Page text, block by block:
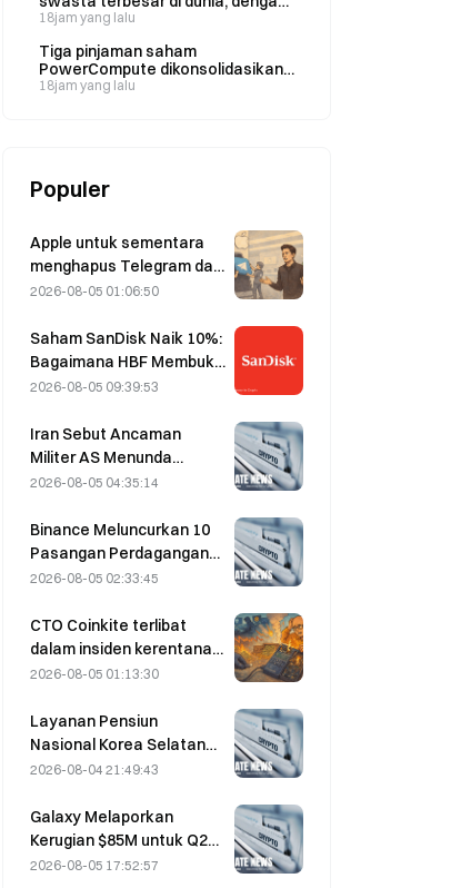
kepemilikannya meningkat
18jam yang lalu
Tiga pinjaman saham
PowerCompute dikonsolidasikan
menjadi satu pinjaman senior
18jam yang lalu
Populer
Apple untuk sementara
menghapus Telegram dari
platformnya terkait
membantahnya dan
mengatakan bahwa
Telegram mengalami
2026-08-05 01:06:50
Saham SanDisk Naik 10%:
Bagaimana HBF Membuka
Siklus Baru Penyimpanan
Laporan Keuangan
Memvalidasi Logika
Pertumbuhan?
2026-08-05 09:39:53
Iran Sebut Ancaman
Militer AS Menunda
Kesepakatan Terkait
Oman pada 5 Agustus
2026-08-05 04:35:14
Binance Meluncurkan 10
Pasangan Perdagangan
bStocks Hari Ini Pukul
Menawarkan Biaya Maker
Nol
2026-08-05 02:33:45
CTO Coinkite terlibat
dalam insiden kerentanan
Coldcard yang memicu
serangan dan
mengakibatkan kerugian
sebesar US$114 juta.
2026-08-05 01:13:30
Layanan Pensiun
Nasional Korea Selatan
Beralih ke Saham-Saham
Agustus di Tengah
Volatilitas Pasar
2026-08-04 21:49:43
Galaxy Melaporkan
Kerugian $85M untuk Q2
2026; Pendapatan
2026-08-05 17:52:57